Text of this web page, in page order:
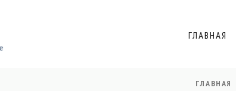
ГЛАВНАЯ
ГЛАВНАЯ